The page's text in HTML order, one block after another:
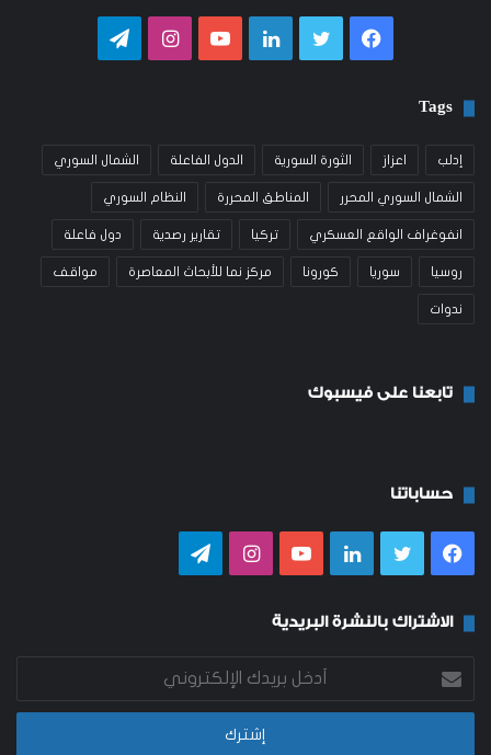
فيسبوكتويتر لينكدإنيوتيوبانستقرامتيلقرام
Tags
إدلب اعزاز الثورة السورية الدول الفاعلة الشمال السوري
الشمال السوري المحرر المناطق المحررة النظام السوري
انفوغراف الواقع العسكري تركيا تقارير رصدية دول فاعلة
روسيا سوريا كورونا مركز نما للأبحاث المعاصرة مواقف
ندوات
تابعنا على فيسبوك
حساباتنا
فيسبوكتويتر لينكدإنيوتيوبانستقرامتيلقرام
الاشتراك بالنشرة البريدية
بريدك
الإلكتروني